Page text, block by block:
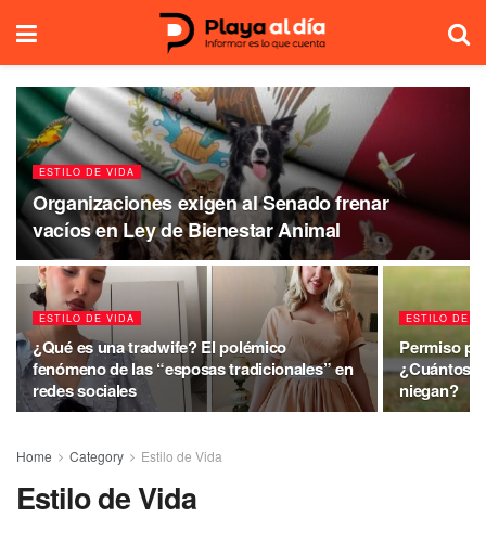
ESTILO DE VIDA
Organizaciones exigen al Senado frenar
vacíos en Ley de Bienestar Animal
ESTILO DE VIDA
¿Qué es una tradwife? El polémico
fenómeno de las “esposas tradicionales” en
redes sociales
ESTILO DE
Permiso
¿Cuántos
niegan?
Home Category Estilo de Vida
Estilo de Vida